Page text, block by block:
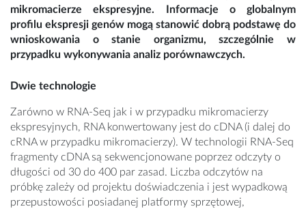
mikromacierze ekspresyjne. Informacje o globalnym
profilu ekspresji genów mogą stanowić dobrą podstawę do
wnioskowania o stanie organizmu, szczególnie w
przypadku wykonywania analiz porównawczych.
Dwie technologie
Zarówno w RNA-Seq jak i w przypadku mikromacierzy
ekspresyjnych, RNA konwertowany jest do cDNA (i dalej do
cRNA w przypadku mikromacierzy). W technologii RNA-Seq
fragmenty cDNA są sekwencjonowane poprzez odczyty o
długości od 30 do 400 par zasad. Liczba odczytów na
próbkę zależy od projektu doświadczenia i jest wypadkową
przepustowości posiadanej platformy sprzętowej,